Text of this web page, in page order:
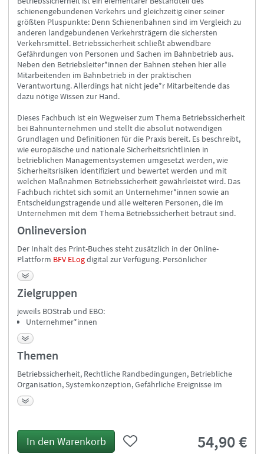
schienengebundenen Verkehrs und gleichzeitig einer seiner
größten Pluspunkte: Denn Schienenbahnen sind im Vergleich zu
anderen landgebundenen Verkehrsträgern die sichersten
Verkehrsmittel. Betriebssicherheit schließt abwendbare
Gefährdungen von Personen und Sachen im Bahnbetrieb aus.
Neben den Betriebsleiter*innen der Bahnen stehen hier alle
Mitarbeitenden im Bahnbetrieb in der praktischen
Verantwortung. Allerdings hat nicht jede*r Mitarbeitende das
dazu nötige Wissen zur Hand.
Dieses Fachbuch ist ein Wegweiser zum Thema Betriebssicherheit
bei Bahnunternehmen und stellt die absolut notwendigen
Grundlagen und Definitionen für die Praxis bereit. Es beschreibt,
wie europäische und nationale Sicherheitsrichtlinien in
betrieblichen Managementsystemen umgesetzt werden, wie
Sicherheitsrisiken identifiziert und bewertet werden und mit
welchen Maßnahmen Betriebssicherheit gewährleistet wird. Das
Fachbuch richtet sich somit an Unternehmer*innen sowie an
Entscheidungstragende und alle weiteren Personen, die im
Unternehmen mit dem Thema Betriebssicherheit betraut sind.
Onlineversion
Der Inhalt des Print-Buches steht zusätzlich in der Online-
Plattform BFV ELogdigital zur Verfügung. Persönlicher
Freischaltcode per E-Mail an die bei der Bestellung angegebene E-
Mail-Adresse.
Zielgruppen
jeweils BOStrab und EBO:
Unternehmer*innen
Projektleitende
Bauleiter*innen und
Bauüberwacher*innen
Lehrer*innen
Ausbilder*innen
Studierende
Fachreferentinnen und Fachreferenten
Quereinsteiger*innen/Einsteiger*innen
Themen
Betriebssicherheit, Rechtliche Randbedingungen, Betriebliche
Organisation, Systemkonzeption, Gefährliche Ereignisse im
Bahnbetrieb, Krisenmanagement, Notfallmanagement,
Instandhaltung bahntechnischer Systeme (inklusive ECM),
Nachrichtentechnik; Leitstellen), Energieversorgung, Schulungen,
Trainings, Kompetenzmanagement, Best practice Beispiele
54,90€
In den Warenkorb